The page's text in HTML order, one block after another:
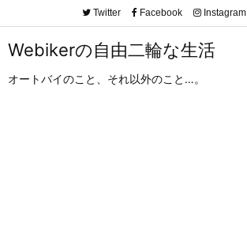
Webikerの自由二輪な生活
オートバイのこと、それ以外のこと…。
Twitter Facebook Instagram